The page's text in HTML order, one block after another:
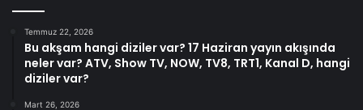
Temmuz 22, 2026
Bu akşam hangi diziler var? 17 Haziran yayın akışında
neler var? ATV, Show TV, NOW, TV8, TRT1, Kanal D, hangi
diziler var?
Mart 26, 2026